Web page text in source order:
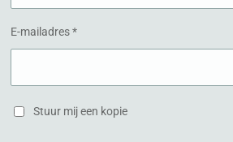
E-mailadres *
Stuur mij een kopie